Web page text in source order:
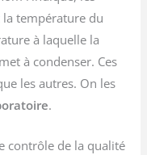
température du
à laquelle la
à condenser. Ces
les autres. On les
.
contrôle de la qualité